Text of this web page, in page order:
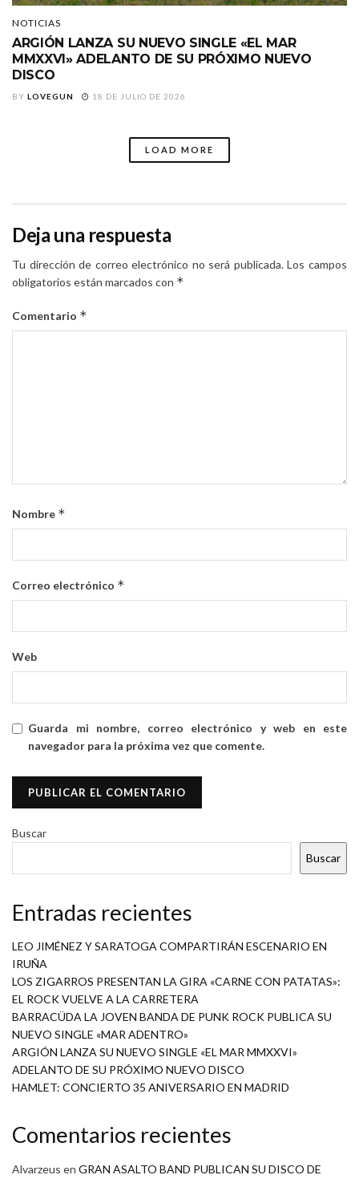
NOTICIAS
ARGIÓN LANZA SU NUEVO SINGLE «EL MAR
MMXXVI» ADELANTO DE SU PRÓXIMO NUEVO
DISCO
BY LOVEGUN 18 DE JULIO DE 2026
LOAD MORE
Deja una respuesta
Tu dirección de correo electrónico no será publicada. Los campos
obligatorios están marcados con *
Comentario *
Nombre *
Correo electrónico *
Web
Guarda mi nombre, correo electrónico y web en este
navegador para la próxima vez que comente.
Buscar
Buscar
Entradas recientes
LEO JIMÉNEZ Y SARATOGA COMPARTIRÁN ESCENARIO EN
IRUÑA
LOS ZIGARROS PRESENTAN LA GIRA «CARNE CON PATATAS»:
EL ROCK VUELVE A LA CARRETERA
BARRACÜDA LA JOVEN BANDA DE PUNK ROCK PUBLICA SU
NUEVO SINGLE «MAR ADENTRO»
ARGIÓN LANZA SU NUEVO SINGLE «EL MAR MMXXVI»
ADELANTO DE SU PRÓXIMO NUEVO DISCO
HAMLET: CONCIERTO 35 ANIVERSARIO EN MADRID
Comentarios recientes
Alvarzeus en GRAN ASALTO BAND PUBLICAN SU DISCO DE